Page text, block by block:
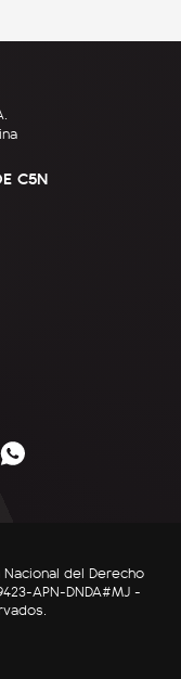
C5N
Nacional del Derecho
APN-DNDA#MJ -